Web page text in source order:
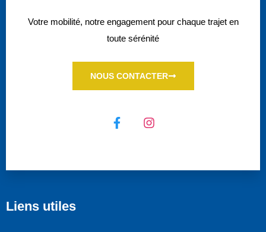
Votre mobilité, notre engagement pour chaque trajet en
toute sérénité
NOUS CONTACTER
Liens utiles